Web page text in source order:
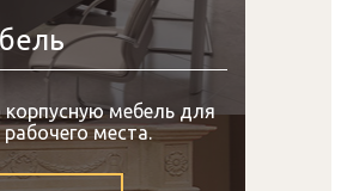
мебель для
места.